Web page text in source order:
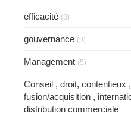
efficacité (8)
gouvernance (9)
Management (5)
Conseil , droit, contentieux
fusion/acquisition ,
distribution commerciale